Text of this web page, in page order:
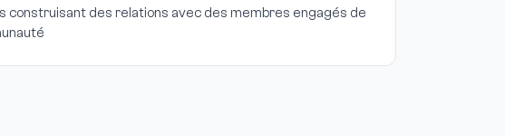
construisant des relations avec des membres engagés de